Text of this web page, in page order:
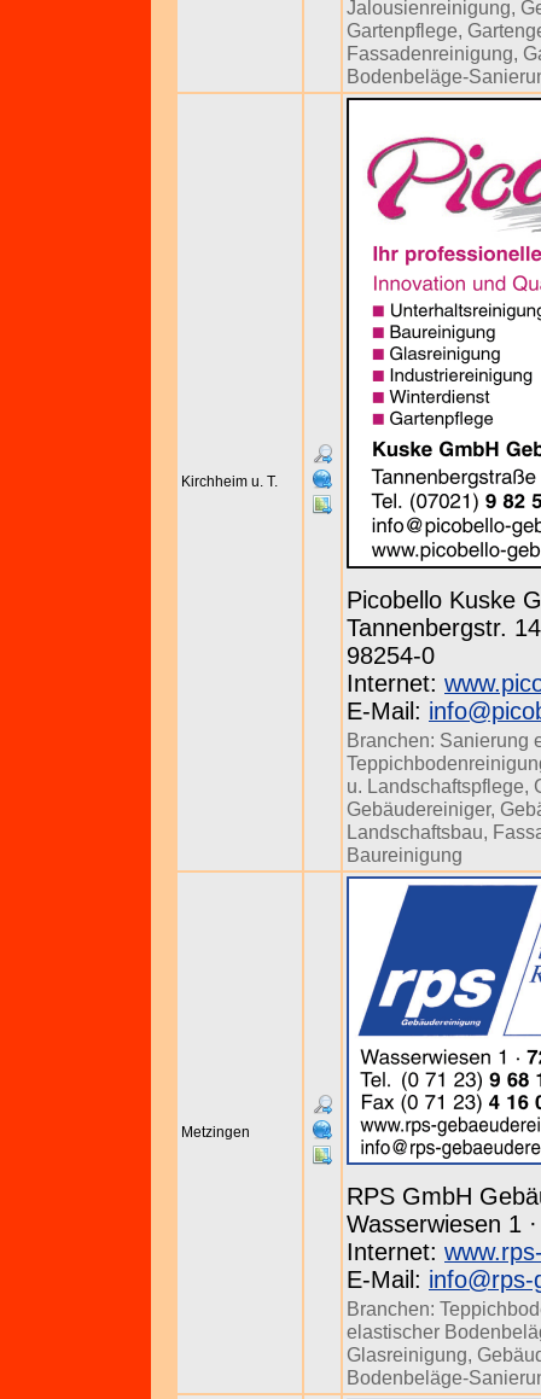
Jalousienreinigung,
Gartenpflege,
Fassadenreinigung,
Bodenbeläge-
Kirchheim u. T.
Picobello Kuske
Tannenbergstr.
98254-0
Internet:
E-Mail:
Branchen: Sanierung
u. Landschaftspflege,
Gebäudereiniger,
Landschaftsbau,
Baureinigung
Metzingen
RPS GmbH
Wasserwiesen 1
Internet:
E-Mail: info@rps-
Branchen:
elastischer
Glasreinigung,
Bodenbeläge-